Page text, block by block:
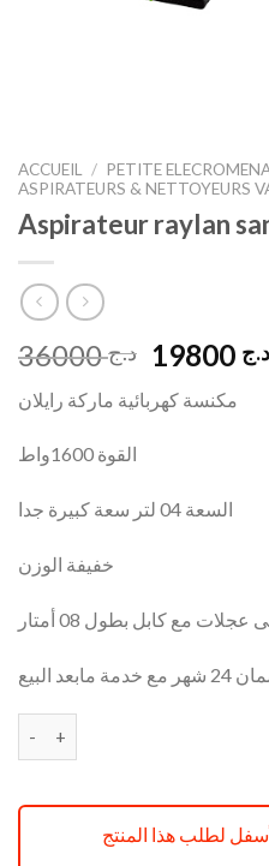
ACCUEIL / PETITE
ASPIRATEURS & NETTOYEURS
Aspirateur raylan
د.ج36000
Le
initial
د.ج
مكنسة كهربائية ماركة رايلان
القوة 1600واط
السعة 04 لتر سعة كبيرة جدا
خفيفة الوزن
مع كابل بطول 08 أمتار
مع خدمة مابعد البيع
لطلب هذا المنتج